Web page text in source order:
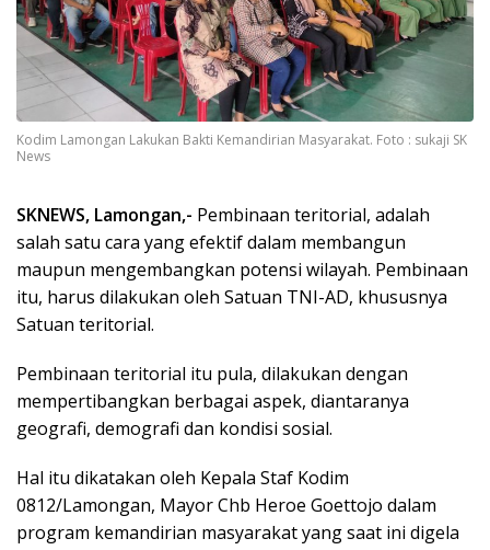
Kodim Lamongan Lakukan Bakti Kemandirian Masyarakat. Foto : sukaji SK
News
SKNEWS, Lamongan,- Pembinaan teritorial, adalah
salah satu cara yang efektif dalam membangun
maupun mengembangkan potensi wilayah. Pembinaan
itu, harus dilakukan oleh Satuan TNI-AD, khususnya
Satuan teritorial.
Pembinaan teritorial itu pula, dilakukan dengan
mempertibangkan berbagai aspek, diantaranya
geografi, demografi dan kondisi sosial.
Hal itu dikatakan oleh Kepala Staf Kodim
0812/Lamongan, Mayor Chb Heroe Goettojo dalam
program kemandirian masyarakat yang saat ini digela